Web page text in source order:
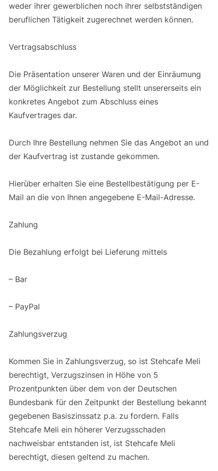
weder ihrer gewerblichen noch ihrer selbstständigen
beruflichen Tätigkeit zugerechnet werden können.
Vertragsabschluss
Die Präsentation unserer Waren und der Einräumung
der Möglichkeit zur Bestellung stellt unsererseits ein
konkretes Angebot zum Abschluss eines
Kaufvertrages dar.
Durch Ihre Bestellung nehmen Sie das Angebot an und
der Kaufvertrag ist zustande gekommen.
Hierüber erhalten Sie eine Bestellbestätigung per E-
Mail an die von Ihnen angegebene E-Mail-Adresse.
Zahlung
Die Bezahlung erfolgt bei Lieferung mittels
– Bar
– PayPal
Zahlungsverzug
Kommen Sie in Zahlungsverzug, so ist Stehcafe Meli
berechtigt, Verzugszinsen in Höhe von 5
Prozentpunkten über dem von der Deutschen
Bundesbank für den Zeitpunkt der Bestellung bekannt
gegebenen Basiszinssatz p.a. zu fordern. Falls
Stehcafe Meli ein höherer Verzugsschaden
nachweisbar entstanden ist, ist Stehcafe Meli
berechtigt, diesen geltend zu machen.